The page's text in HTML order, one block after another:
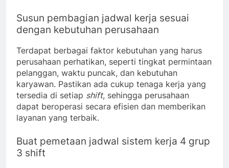
Susun pembagian jadwal kerja sesuai
dengan kebutuhan perusahaan
Terdapat berbagai faktor kebutuhan yang harus
perusahaan perhatikan, seperti tingkat permintaan
pelanggan, waktu puncak, dan kebutuhan
karyawan. Pastikan ada cukup tenaga kerja yang
tersedia di setiap shift, sehingga perusahaan
dapat beroperasi secara efisien dan memberikan
layanan yang terbaik.
Buat pemetaan jadwal sistem kerja 4 grup
3 shift